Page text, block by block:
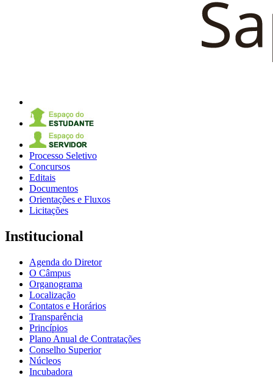
Processo Seletivo
Concursos
Editais
Documentos
Orientações e Fluxos
Licitações
Institucional
Agenda do Diretor
O Câmpus
Organograma
Localização
Contatos e Horários
Transparência
Princípios
Plano Anual de Contratações
Conselho Superior
Núcleos
Incubadora